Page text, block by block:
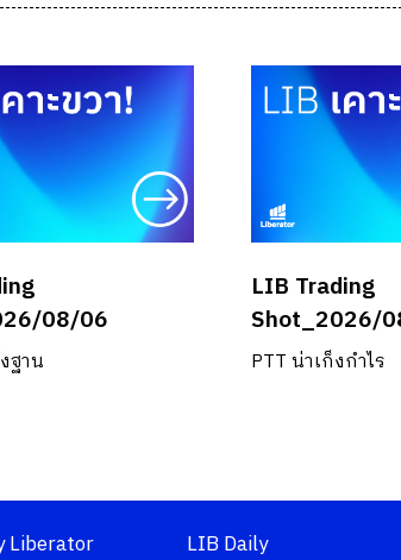
08/06
ฐาน
LIB Trading
Shot_2026/
PTT น่าเก็งกำไร
Liberator LIB Daily